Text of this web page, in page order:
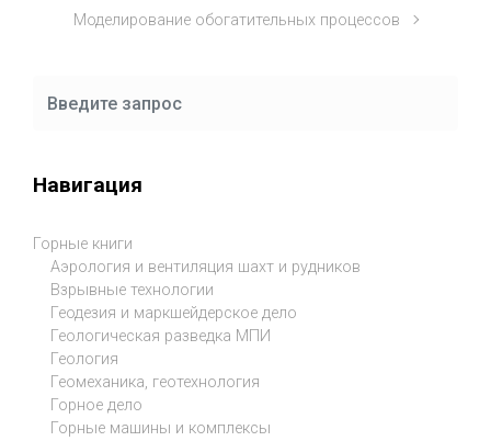
Моделирование обогатительных процессов
Навигация
Горные книги
Аэрология и вентиляция шахт и рудников
Взрывные технологии
Геодезия и маркшейдерское дело
Геологическая разведка МПИ
Геология
Геомеханика, геотехнология
Горное дело
Горные машины и комплексы